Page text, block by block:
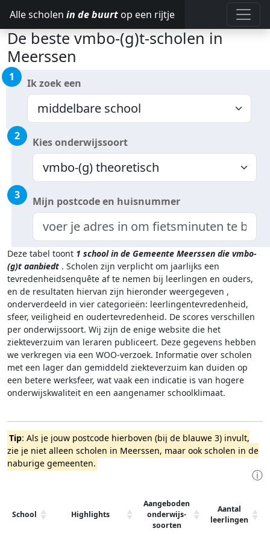
Alle scholen in de buurt op een rijtje
De beste vmbo-(g)t-scholen in
Meerssen
1 Ik zoek een
2 Kies onderwijssoort
3 Mijn postcode en huisnummer
Deze tabel toont 1 school in de Gemeente Meerssen die vmbo-
(g)t aanbiedt . Scholen zijn verplicht om jaarlijks een
tevredenheidsenquête af te nemen bij leerlingen en ouders,
en de resultaten hiervan zijn hieronder weergegeven ,
onderverdeeld in vier categorieën: leerlingentevredenheid,
sfeer, veiligheid en oudertevredenheid. De scores verschillen
per onderwijssoort. Wij zijn de enige website die het
ziekteverzuim van leraren publiceert. Deze gegevens hebben
we verkregen via een WOO-verzoek. Informatie over scholen
met een lager dan gemiddeld ziekteverzuim kan duiden op
een betere werksfeer, wat vaak een indicatie is van hogere
onderwijskwaliteit en een aangenamer schoolklimaat.
Tip: Als je jouw postcode hierboven (bij de blauwe 3) invult,
zie je niet alleen scholen in Meerssen, maar ook scholen in de
naburige gemeenten.
ⓘ
School Highlights
Aangeboden
onderwijs-
soorten
Aantal
leerlingen